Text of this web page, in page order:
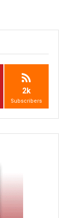
2k
Subscribers